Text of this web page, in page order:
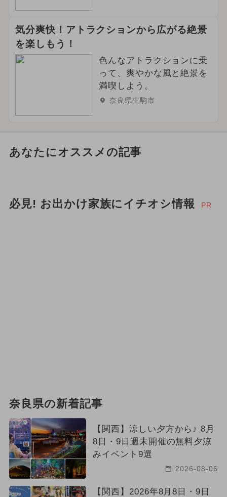
気分爽快！アトラクションから広がる絶景
を楽しもう！
色んなアトラクションに乗
って、爽やかな風と絶景を
満喫しよう。
奈良県生駒市
あなたにオススメの記事
必見! お出かけ家族にイチオシ情報 PR
奈良県の新着記事
【関西】涼しい夕方から♪ 8月
8日・9日週末開催の無料夕涼
みイベント9選
2026-08-06
【関西】2026年8月8日・9日